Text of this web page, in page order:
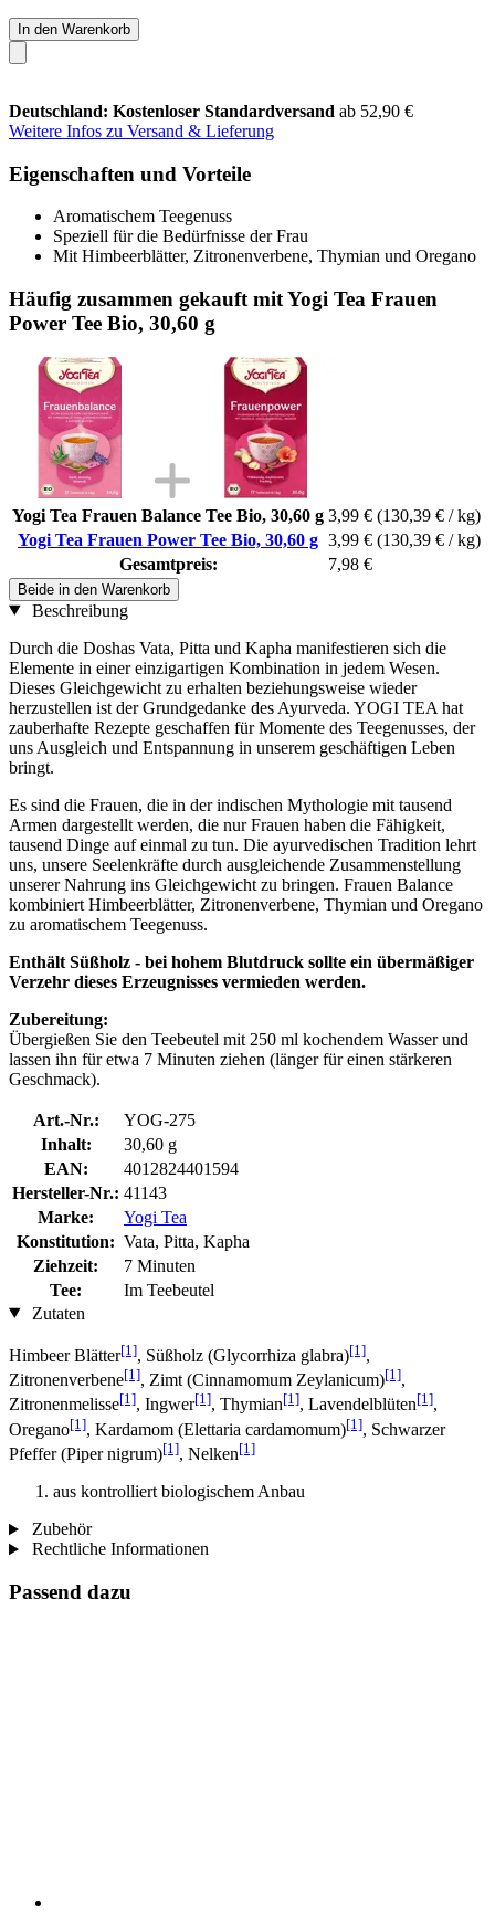
In den Warenkorb
Deutschland: Kostenloser Standardversand ab 52,90 €
Weitere Infos zu Versand & Lieferung
Eigenschaften und Vorteile
Aromatischem Teegenuss
Speziell für die Bedürfnisse der Frau
Mit Himbeerblätter, Zitronenverbene, Thymian und Oregano
Häufig zusammen gekauft mit Yogi Tea Frauen
Power Tee Bio, 30,60 g
Yogi Tea Frauen Balance Tee Bio, 30,60 g 3,99 € (130,39 € / kg)
Yogi Tea Frauen Power Tee Bio, 30,60 g 3,99 € (130,39 € / kg)
Gesamtpreis:
7,98 €
Beide in den Warenkorb
Beschreibung
Durch die Doshas Vata, Pitta und Kapha manifestieren sich die
Elemente in einer einzigartigen Kombination in jedem Wesen.
Dieses Gleichgewicht zu erhalten beziehungsweise wieder
herzustellen ist der Grundgedanke des Ayurveda. YOGI TEA hat
zauberhafte Rezepte geschaffen für Momente des Teegenusses, der
uns Ausgleich und Entspannung in unserem geschäftigen Leben
bringt.
Es sind die Frauen, die in der indischen Mythologie mit tausend
Armen dargestellt werden, die nur Frauen haben die Fähigkeit,
tausend Dinge auf einmal zu tun. Die ayurvedischen Tradition lehrt
uns, unsere Seelenkräfte durch ausgleichende Zusammenstellung
unserer Nahrung ins Gleichgewicht zu bringen. Frauen Balance
kombiniert Himbeerblätter, Zitronenverbene, Thymian und Oregano
zu aromatischem Teegenuss.
Enthält Süßholz - bei hohem Blutdruck sollte ein übermäßiger
Verzehr dieses Erzeugnisses vermieden werden.
Zubereitung:
Übergießen Sie den Teebeutel mit 250 ml kochendem Wasser und
lassen ihn für etwa 7 Minuten ziehen (länger für einen stärkeren
Geschmack).
Art.-Nr.:
YOG-275
Inhalt:
30,60 g
EAN:
4012824401594
Hersteller-Nr.: 41143
Marke:
Yogi Tea
Konstitution: Vata, Pitta, Kapha
Ziehzeit:
7 Minuten
Tee:
Im Teebeutel
Zutaten
Himbeer Blätter[1], Süßholz (Glycorrhiza glabra)[1],
Zitronenverbene[1], Zimt (Cinnamomum Zeylanicum)[1],
Zitronenmelisse[1], Ingwer[1], Thymian[1], Lavendelblüten[1],
Oregano[1], Kardamom (Elettaria cardamomum)[1], Schwarzer
Pfeffer (Piper nigrum)[1], Nelken[1]
aus kontrolliert biologischem Anbau
Zubehör
Rechtliche Informationen
Passend dazu